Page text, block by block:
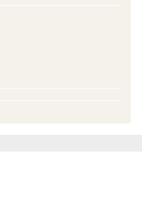
: : : : : : : : : : : : : : : : : :
んこん達です！